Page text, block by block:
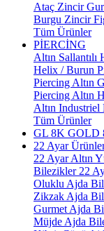
Ataç Zincir
Burgu Zincir
Tüm Ürünler
PİERCİNG
Altın
Helix / Burun
Piercing Altın
Piercing Altın
Altın Industriel
Tüm Ürünler
GL 8K GOLD
22 Ayar
22 Ayar Altın
Bilezikler 22
Oluklu Ajda
Zikzak Ajda
Gurmet Ajda
Müjde Ajda